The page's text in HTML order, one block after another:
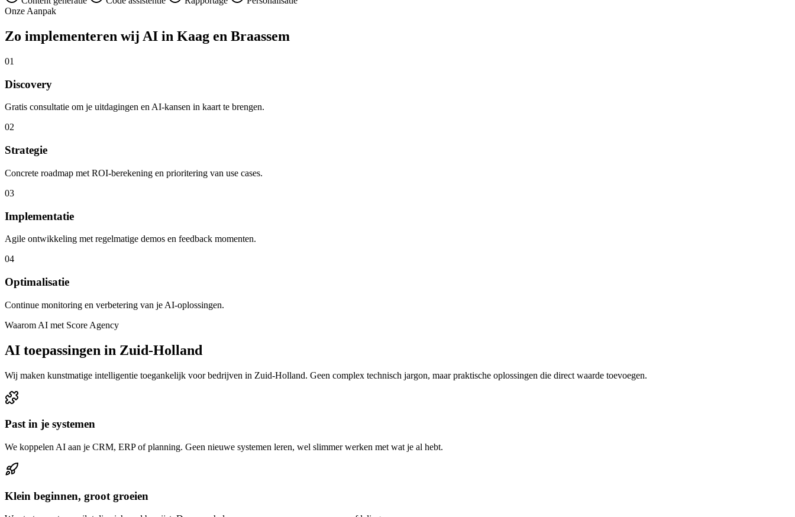
Onze Aanpak
Zo implementeren wij AI in Kaag en Braassem
01
Discovery
Gratis consultatie om je uitdagingen en AI-kansen in kaart te brengen.
02
Strategie
Concrete roadmap met ROI-berekening en prioritering van use cases.
03
Implementatie
Agile ontwikkeling met regelmatige demos en feedback momenten.
04
Optimalisatie
Continue monitoring en verbetering van je AI-oplossingen.
Waarom AI met Score Agency
AI toepassingen in Zuid-Holland
Wij maken kunstmatige intelligentie toegankelijk voor bedrijven in Zuid-Holland. Geen complex technisch jargon, maar praktische oplossingen die direct waarde toevoegen.
Past in je systemen
We koppelen AI aan je CRM, ERP of planning. Geen nieuwe systemen leren, wel slimmer werken met wat je al hebt.
Klein beginnen, groot groeien